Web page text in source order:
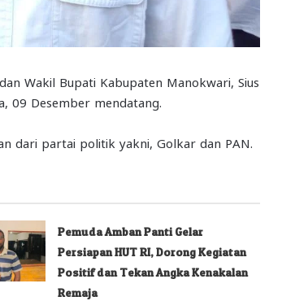
Wakil Bupati Kabupaten Manokwari, Sius
09 Desember mendatang.
dari partai politik yakni, Golkar dan PAN.
Pemuda Amban Panti Gelar
Persiapan HUT RI, Dorong Kegiatan
Positif dan Tekan Angka Kenakalan
Remaja